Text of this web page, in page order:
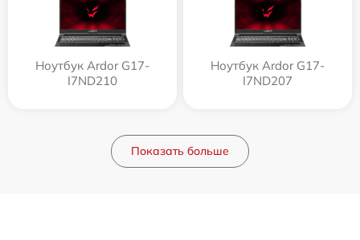
Ноутбук Ardor G17-
I7ND210
Ноутбук Ardor G17-
I7ND207
Показать больше